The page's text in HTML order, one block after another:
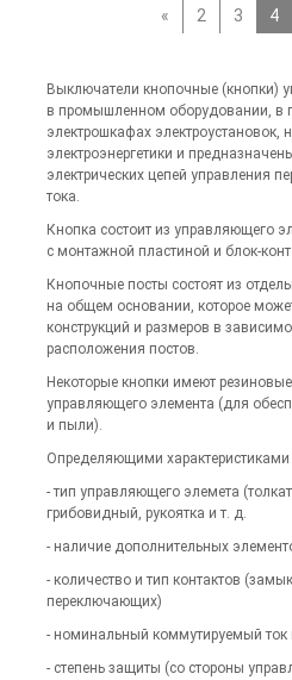
« 2 3 4
Выключатели кнопочные (кнопки)
в промышленном оборудовании, в
электрошкафах электроустановок,
электроэнергетики и
электрических цепей управления
тока.
Кнопка состоит из управляющего
с монтажной пластиной и блок-
Кнопочные посты состоят из
на общем основании, которое
конструкций и размеров в
расположения постов.
Некоторые кнопки имеют
управляющего элемента (для
и пыли).
Определяющими характеристиками
- тип управляющего элемета
грибовидный, рукоятка и т. д.
- наличие дополнительных
- количество и тип контактов
переключающих)
- номинальный коммутируемый ток
- степень защиты (со стороны